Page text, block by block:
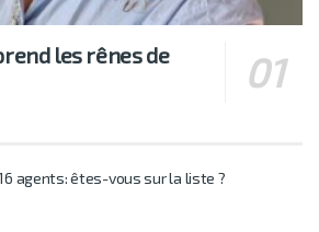
les rênes de
agents: êtes-vous sur la liste ?